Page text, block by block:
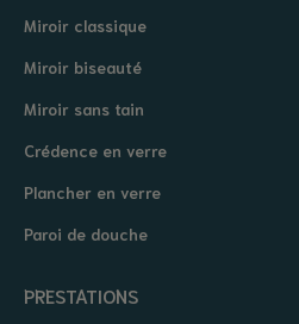
Miroir classique
Miroir biseauté
Miroir sans tain
Crédence en verre
Plancher en verre
Paroi de douche
PRESTATIONS